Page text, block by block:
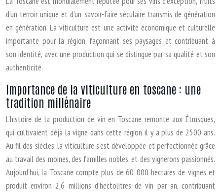
d’un terroir unique et d’un savoir-faire séculaire transmis de génération
en génération. La viticulture est une activité économique et culturelle
importante pour la région, façonnant ses paysages et contribuant à
son identité, avec une production qui se distingue par sa qualité et son
authenticité.
Importance de la viticulture en toscane : une
tradition millénaire
L’histoire de la production de vin en Toscane remonte aux Étrusques,
qui cultivaient déjà la vigne dans cette région il y a plus de 2500 ans.
Au fil des siècles, la viticulture s’est développée et perfectionnée grâce
au travail des moines, des familles nobles, et des vignerons passionnés.
Aujourd’hui, la Toscane compte plus de 60 000 hectares de vignes et
produit environ 2,6 millions d’hectolitres de vin par an, contribuant